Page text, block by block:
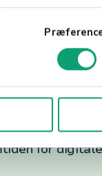
innenfor
og
for